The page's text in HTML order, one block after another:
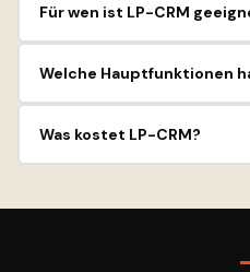
Marketing und Kundensupport.
mittlere Unternehmen,
Für wen ist LP-CRM
Welche Hauptfunktionen
Integration mit Telefonie und E-
Was kostet LP-CRM?